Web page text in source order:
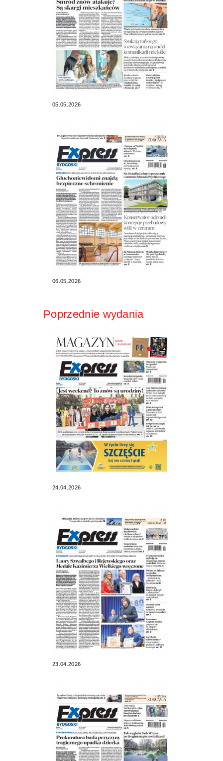
05.05.2026
06.05.2026
Poprzednie wydania
24.04.2026
23.04.2026